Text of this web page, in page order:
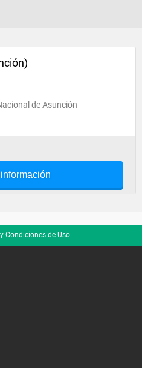
de Asunción
Condiciones de Uso